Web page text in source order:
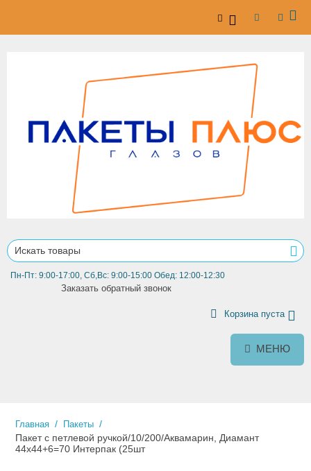
Пн-Пт: 9:00-17:00, Сб,Вс: 9:00-15:00 Обед: 12:00-12:30
Заказать обратный звонок
Корзина пуста
МЕНЮ
Главная / Пакеты /
Пакет с петлевой ручкой/10/200/Аквамарин, Диамант
44х44+6=70 Интерпак (25шт